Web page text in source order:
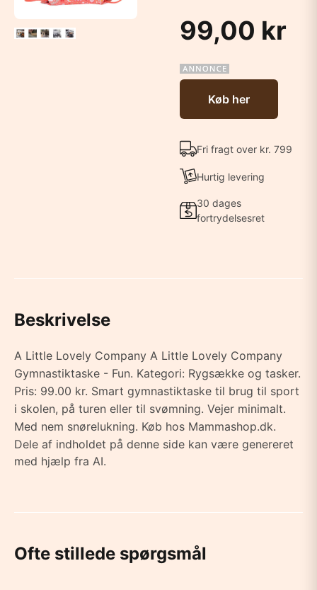
99,00 kr
Køb her
Fri fragt over kr. 799
Hurtig levering
30 dages
fortrydelsesret
Beskrivelse
A Little Lovely Company A Little Lovely Company
Gymnastiktaske - Fun. Kategori: Rygsække og tasker.
Pris: 99.00 kr. Smart gymnastiktaske til brug til sport
i skolen, på turen eller til svømning. Vejer minimalt.
Med nem snørelukning. Køb hos Mammashop.dk.
Dele af indholdet på denne side kan være genereret
med hjælp fra AI.
Ofte stillede spørgsmål